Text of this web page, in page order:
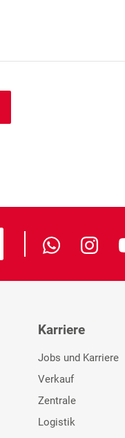
Karriere
Jobs und Karriere
Verkauf
Zentrale
Logistik